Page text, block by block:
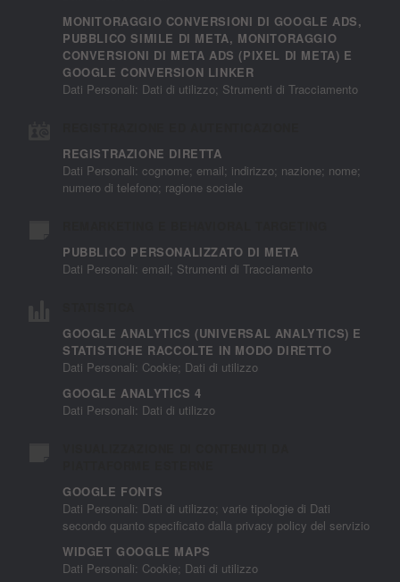
MONITORAGGIO CONVERSIONI DI GOOGLE ADS,
PUBBLICO SIMILE DI META, MONITORAGGIO
CONVERSIONI DI META ADS (PIXEL DI META) E
GOOGLE CONVERSION LINKER
Dati Personali: Dati di utilizzo; Strumenti di Tracciamento
REGISTRAZIONE DIRETTA
Dati Personali: cognome; email; indirizzo; nazione; nome;
numero di telefono; ragione sociale
PUBBLICO PERSONALIZZATO DI META
Dati Personali: email; Strumenti di Tracciamento
GOOGLE ANALYTICS (UNIVERSAL ANALYTICS) E
STATISTICHE RACCOLTE IN MODO DIRETTO
Dati Personali: Cookie; Dati di utilizzo
GOOGLE ANALYTICS 4
Dati Personali: Dati di utilizzo
GOOGLE FONTS
Dati Personali: Dati di utilizzo; varie tipologie di Dati
secondo quanto specificato dalla privacy policy del servizio
WIDGET GOOGLE MAPS
Dati Personali: Cookie; Dati di utilizzo